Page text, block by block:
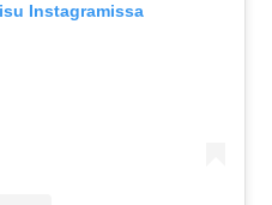
Instagramissa